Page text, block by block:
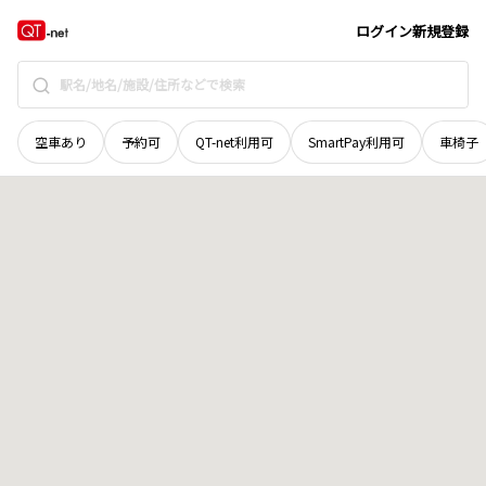
ログイン新規登録
空車あり 予約可 QT-net利用可 SmartPay利用可 車椅子
北海道